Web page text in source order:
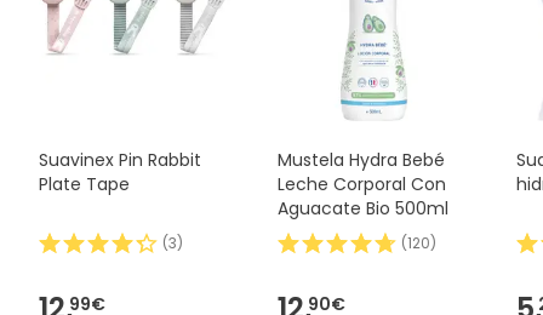
Suavinex Pin Rabbit
Plate Tape
(3)
99€
Mustela Hydra Bebé
Leche Corporal Con
Aguacate Bio 500ml
(120)
90€